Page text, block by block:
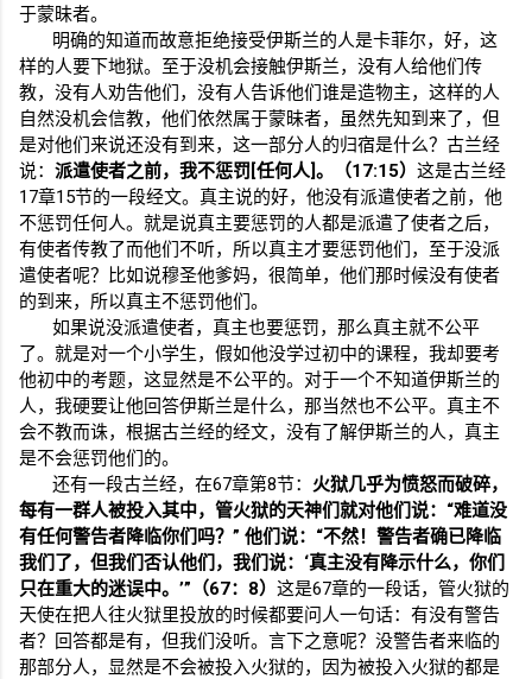
于蒙昧者。
明确的知道而故意拒绝接受伊斯兰的人是卡菲尔，好，这
样的人要下地狱。至于没机会接触伊斯兰，没有人给他们传
教，没有人劝告他们，没有人告诉他们谁是造物主，这样的人
自然没机会信教，他们依然属于蒙昧者，虽然先知到来了，但
是对他们来说还没有到来，这一部分人的归宿是什么？古兰经
说： 派遣使者之前，我不惩罚 [任何人]。（17:15） 这是古兰经
17章15节的一段经文。真主说的好，他没有派遣使者之前，他
不惩罚任何人。就是说真主要惩罚的人都是派遣了使者之后，
有使者传教了而他们不听，所以真主才要惩罚他们，至于没派
遣使者呢？比如说穆圣他爹妈，很简单，他们那时候没有使者
的到来，所以真主不惩罚他们。
如果说没派遣使者，真主也要惩罚，那么真主就不公平
了。就是对一个小学生，假如他没学过初中的课程，我却要考
他初中的考题，这显然是不公平的。对于一个不知道伊斯兰的
人，我硬要让他回答伊斯兰是什么，那当然也不公平。真主不
会不教而诛，根据古兰经的经文，没有了解伊斯兰的人，真主
是不会惩罚他们的。
还有一段古兰经，在67章第8节： 火狱几乎为愤怒而破碎，
每有一群人被投入其中，管火狱的天神们就对他们说：“难道没
有任何警告者降临你们吗？” 他们说：“不然！警告者确已降临
我们了，但我们否认他们，我们说：‘真主没有降示什么，你们
只在重大的迷误中。’”（67： 8） 这是67章的一段话，管火狱的
天使在把人往火狱里投放的时候都要问人一句话：有没有警告
者？回答都是有，但我们没听。言下之意呢？没警告者来临的
那部分人，显然是不会被投入火狱的，因为被投入火狱的都是